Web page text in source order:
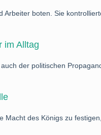
boten. Sie
im Alltag
der politischen
des Königs zu